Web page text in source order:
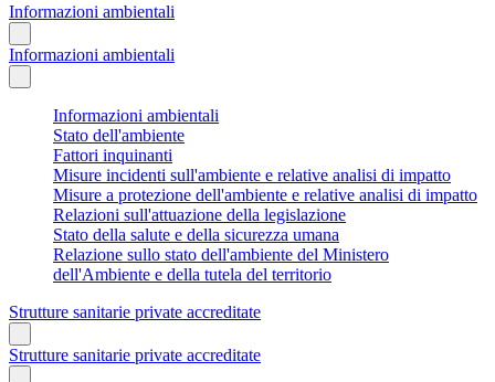
Informazioni ambientali
Informazioni ambientali
Informazioni ambientali
Stato dell'ambiente
Fattori inquinanti
Misure incidenti sull'ambiente e relative analisi di impatto
Misure a protezione dell'ambiente e relative analisi di impatto
Relazioni sull'attuazione della legislazione
Stato della salute e della sicurezza umana
Relazione sullo stato dell'ambiente del Ministero
dell'Ambiente e della tutela del territorio
Strutture sanitarie private accreditate
Strutture sanitarie private accreditate